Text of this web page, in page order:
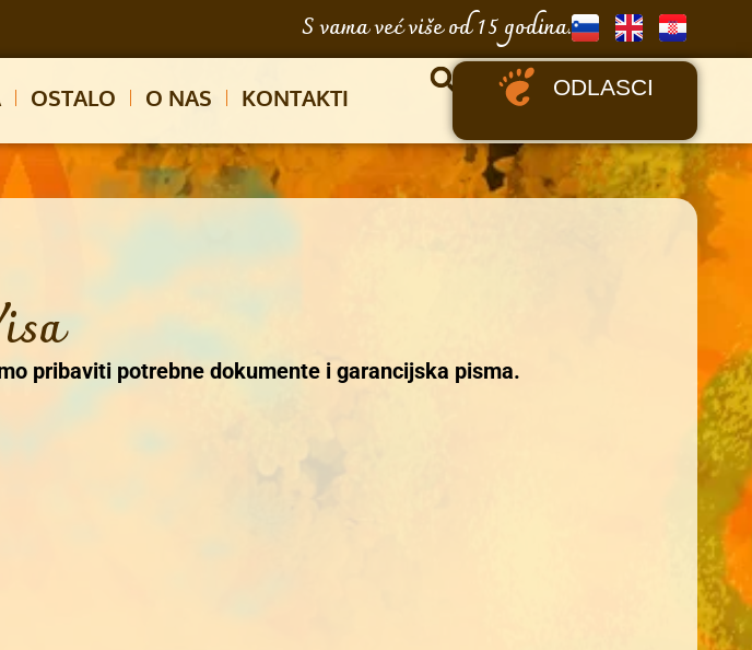
S vama već više od 15 godina.
OSTALO O NAS KONTAKTI ODLASCI
pribaviti potrebne dokumente i garancijska pisma.